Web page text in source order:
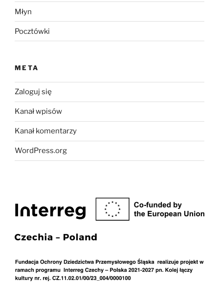
Młyn
Pocztówki
META
Zaloguj się
Kanał wpisów
Kanał komentarzy
WordPress.org